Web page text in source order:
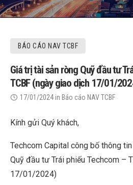
BÁO CÁO NAV TCBF
Giá trị tài sản ròng Quỹ đầu tư
TCBF (ngày giao dịch 17/01/
17/01/2024in Báo cáo NAV TCBF
Kính gửi Quý khách,
Techcom Capital công bố thông
Quỹ đầu tư Trái phiếu Techcom –
17/01/2024)